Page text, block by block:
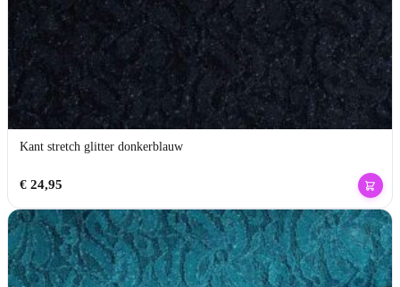
Kant stretch glitter donkerblauw
€24,95